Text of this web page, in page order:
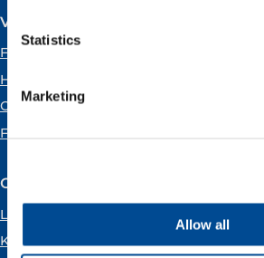
Statistics
Marketing
Allow all
Våre kontorer
Forus
Hammerfest
Oslo
Florø
Om Vår Energi
Ledige stillinger
Karriere